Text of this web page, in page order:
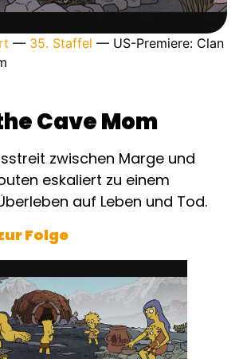
— 35. Staffel — US-Premiere: Clan
Cave Mom
zwischen Marge und
eskaliert zu einem
auf Leben und Tod.
Folge